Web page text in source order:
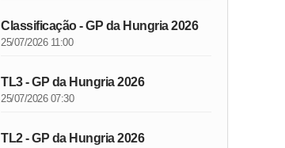
Classificação - GP da Hungria 2026
25/07/2026 11:00
TL3 - GP da Hungria 2026
25/07/2026 07:30
TL2 - GP da Hungria 2026